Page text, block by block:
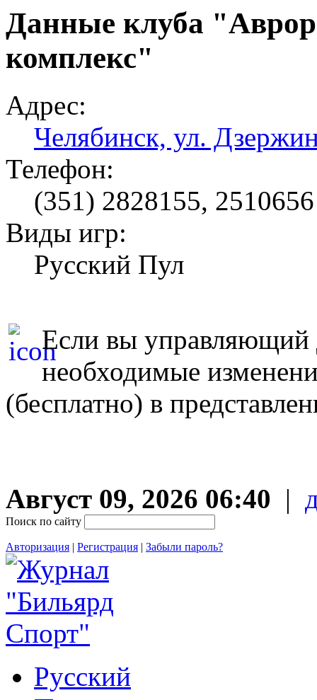
Данные клуба
комплекс"
Адрес:
Челябинск, ул.
Телефон:
(351) 2828155, 2510656
Виды игр:
Русский Пул
Если вы управляющий
необходимые
(бесплатно) в
Август 09, 2026 06:40 |
Поиск по сайту
Авторизация | Регистрация | Забыли пароль?
Русский